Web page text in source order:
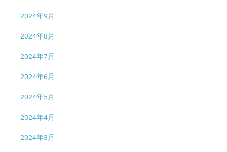
2024年9月
2024年8月
2024年7月
2024年6月
2024年5月
2024年4月
2024年3月